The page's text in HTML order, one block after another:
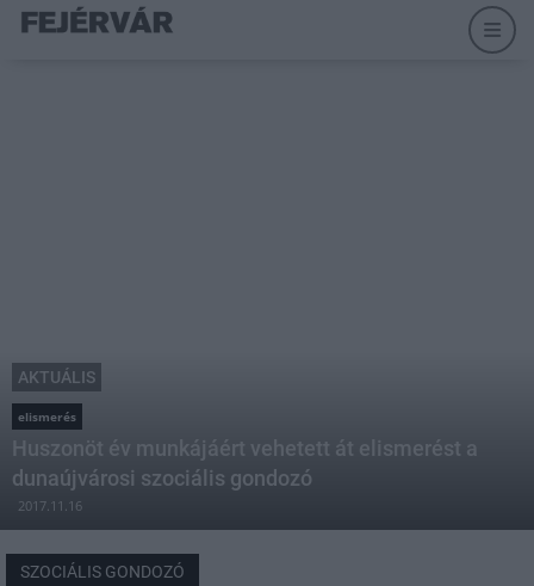
AKTUÁLIS
elismerés
Huszonöt év munkájáért vehetett át elismerést a
dunaújvárosi szociális gondozó
2017.11.16
SZOCIÁLIS GONDOZÓ